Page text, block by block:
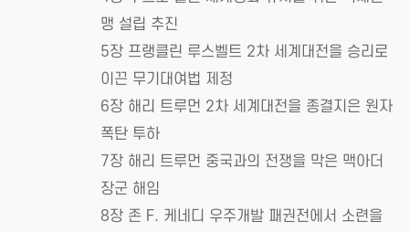
맹 설립 추진
5장 프랭클린 루스벨트 2차 세계대전을 승리로
이끈 무기대여법 제정
6장 해리 트루먼 2차 세계대전을 종결지은 원자
폭탄 투하
7장 해리 트루먼 중국과의 전쟁을 막은 맥아더
장군 해임
8장 존 F. 케네디 우주개발 패권전에서 소련을